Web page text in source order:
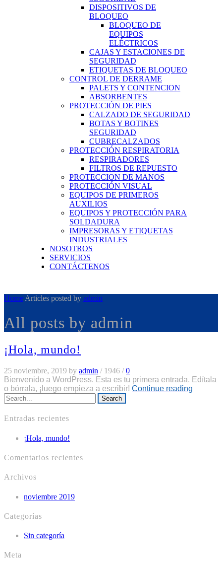
DISPOSITIVOS DE
BLOQUEO
BLOQUEO DE
EQUIPOS
ELÉCTRICOS
CAJAS Y ESTACIONES DE
SEGURIDAD
ETIQUETAS DE BLOQUEO
CONTROL DE DERRAME
PALETS Y CONTENCION
ABSORBENTES
PROTECCIÓN DE PIES
CALZADO DE SEGURIDAD
BOTAS Y BOTINES
SEGURIDAD
CUBRECALZADOS
PROTECCIÓN RESPIRATORIA
RESPIRADORES
FILTROS DE REPUESTO
PROTECCION DE MANOS
PROTECCIÓN VISUAL
EQUIPOS DE PRIMEROS
AUXILIOS
EQUIPOS Y PROTECCIÓN PARA
SOLDADURA
IMPRESORAS Y ETIQUETAS
INDUSTRIALES
NOSOTROS
SERVICIOS
CONTÁCTENOS
Home Articles posted by admin
All posts by admin
¡Hola, mundo!
25 noviembre, 2019 by admin / 1946 / 0
Bienvenido a WordPress. Esta es tu primera entrada. Edítala
o bórrala, ¡luego empieza a escribir! Continue reading
Search
Entradas recientes
¡Hola, mundo!
Comentarios recientes
Archivos
noviembre 2019
Categorías
Sin categoría
Meta